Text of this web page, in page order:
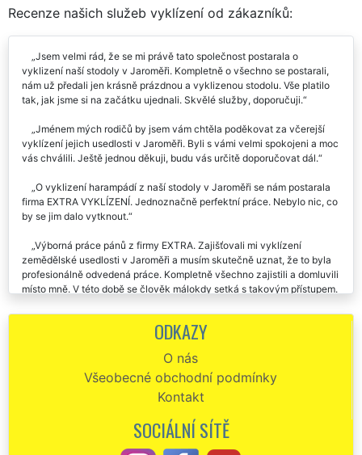
Recenze našich služeb vyklízení od zákazníků:
Jsem velmi rád, že se mi právě tato společnost postarala o
vyklizení naší stodoly v Jaroměři. Kompletně o všechno se postarali,
nám už předali jen krásně prázdnou a vyklizenou stodolu. Vše platilo
tak, jak jsme si na začátku ujednali. Skvělé služby, doporučuji.
Jménem mých rodičů by jsem vám chtěla poděkovat za včerejší
vyklízení jejich usedlosti v Jaroměři. Byli s vámi velmi spokojeni a moc
vás chválili. Ještě jednou děkuji, budu vás určitě doporučovat dál.
O vyklizení harampádí z naší stodoly v Jaroměři se nám postarala
firma EXTRA VYKLÍZENÍ. Jednoznačně perfektní práce. Nebylo nic, co
by se jim dalo vytknout.
Výborná práce pánů z firmy EXTRA. Zajišťovali mi vyklízení
zemědělské usedlosti v Jaroměři a musím skutečně uznat, že to byla
profesionálně odvedená práce. Kompletně všechno zajistili a domluvili
místo mně. V této době se člověk málokdy setká s takovým přístupem.
Potřebovali jsme vyklidit stodolu v Jaroměři od všemožného
zajišťovala společnost EXTRA VYKLÍZENÍ, za což jim touto cestou moc
děkujeme. Děkujeme a budeme všude v Jaroměři chválit.
Vyklízení staré usedlosti u Jaroměře . Výborná práce, skvělá cena
ODKAZY
O nás
Všeobecné obchodní podmínky
Kontakt
SOCIÁLNÍ SÍTĚ